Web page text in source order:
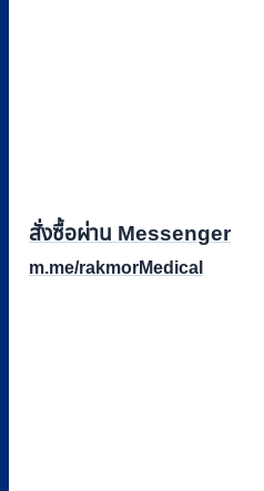
สั่งซื้อผ่าน Messenger
m.me/rakmorMedical